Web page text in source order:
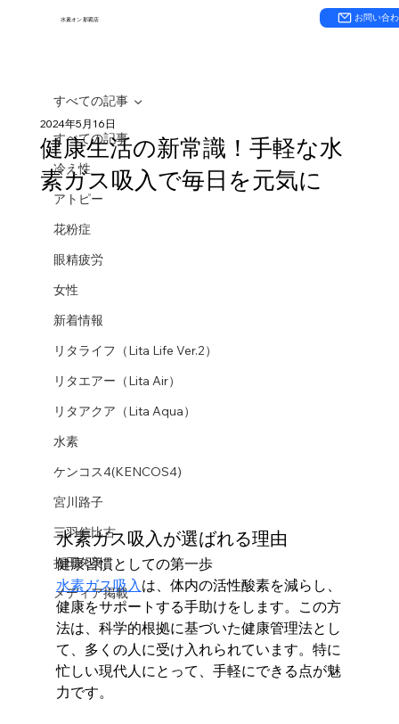
水素オン 那覇店 お問い合
すべての記事
冷え性
アトピー
花粉症
眼精疲労
女性
新着情報
リタライフ（Lita Life Ver.2）
リタエアー（Lita Air）
リタアクア（Lita Aqua）
水素
ケンコス4(KENCOS4)
宮川路子
三羽信比古
折田久美
メディア掲載
すべての記事
健康生活の新常識！手軽な水
素ガス吸入で毎日を元気に
2024年5月16日
水素ガス吸入が選ばれる理由
健康習慣としての第一歩
水素ガス吸入は、体内の活性酸素を減らし、
健康をサポートする手助けをします。この方
法は、科学的根拠に基づいた健康管理法とし
て、多くの人に受け入れられています。特に
忙しい現代人にとって、手軽にできる点が魅
力です。